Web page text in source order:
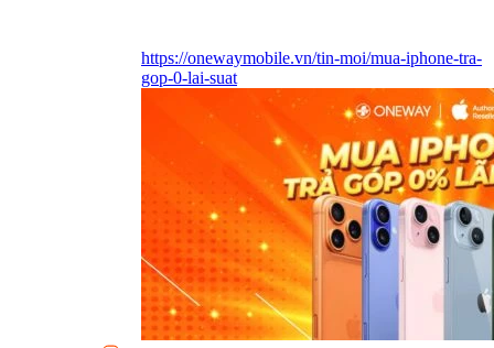
https://onewaymobile.vn/tin-moi/mua-iphone-tra-
gop-0-lai-suat